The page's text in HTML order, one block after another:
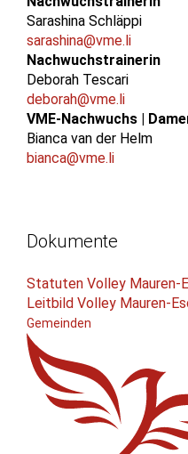
Sarashina Schläppi
sarashina@vme.li
Nachwuchstrainerin
Deborah Tescari
deborah@vme.li
VME-Nachwuchs |
Bianca van der Helm
bianca@vme.li
Dokumente
Statuten Volley Mauren-
Leitbild Volley Mauren-
Gemeinden